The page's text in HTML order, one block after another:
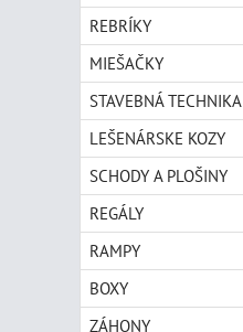
REBRÍKY
MIEŠAČKY
STAVEBNÁ TECHNIKA
LEŠENÁRSKE KOZY
SCHODY A PLOŠINY
REGÁLY
RAMPY
BOXY
ZÁHONY